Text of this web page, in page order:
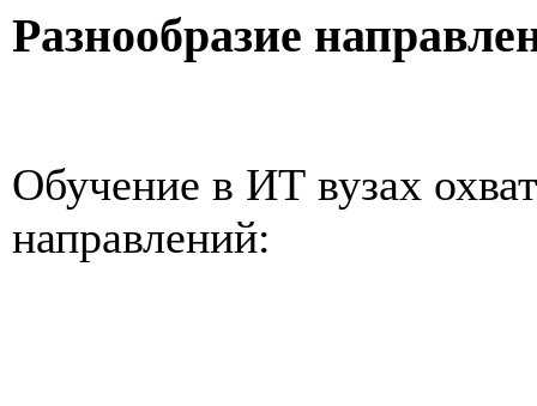
Разнообразие
Обучение в ИТ вузах
направлений: